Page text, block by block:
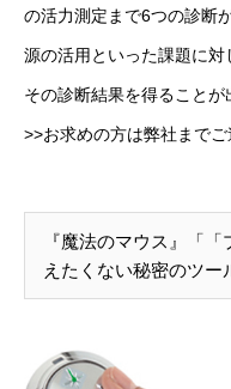
の活力測定まで6つの診断
源の活用といった課題に
その診断結果を得ることが
>>お求めの方は弊社まで
『魔法のマウス』「
えたくない秘密のツー